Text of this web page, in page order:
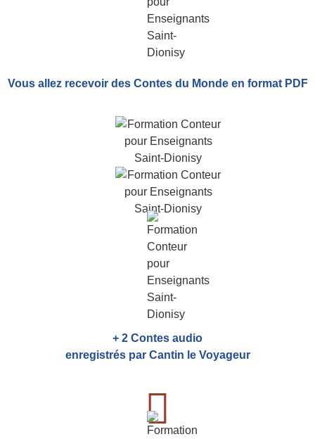
Vous allez recevoir des Contes du Monde en format PDF
+ 2 Contes audio
enregistrés par Cantin le Voyageur